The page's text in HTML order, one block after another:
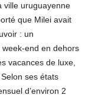
ville uruguayenne
que Milei avait
: un
end en dehors
vacances de luxe,
ses états
d’environ 2